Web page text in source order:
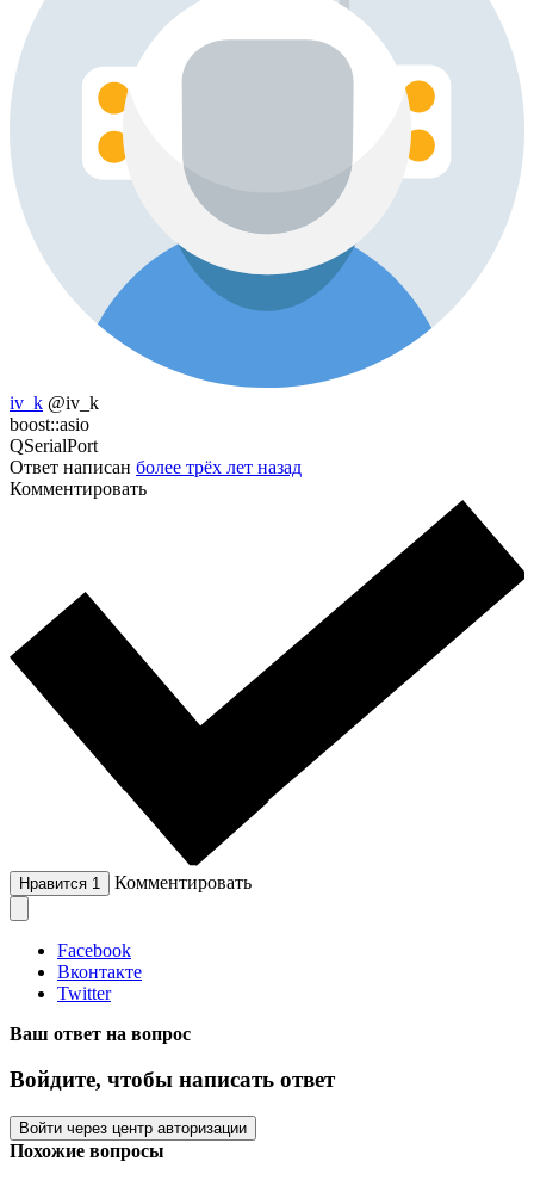
iv_k @iv_k
boost::asio
QSerialPort
Ответ написан более трёх лет назад
Комментировать
Нравится 1 Комментировать
Facebook
Вконтакте
Twitter
Ваш ответ на вопрос
Войдите, чтобы написать ответ
Войти через центр авторизации
Похожие вопросы